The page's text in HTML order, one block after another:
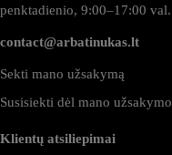
penktadienio, 9:00–17:00 val.
contact@arbatinukas.lt
Sekti mano užsakymą
Susisiekti dėl mano užsakymo
Klientų atsiliepimai